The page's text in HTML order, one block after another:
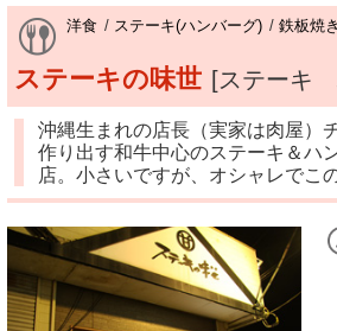
洋食 / ステーキ(ハンバーグ) / 鉄板焼き
ステーキの味世 [ステーキ
沖縄生まれの店長（実家は肉屋）
作り出す和牛中心のステーキ＆ハ
店。小さいですが、オシャレでこ